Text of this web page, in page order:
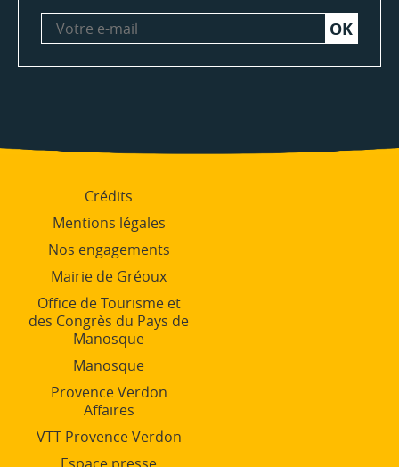
Votre
e-
Crédits
Mentions légales
Nos engagements
Mairie de Gréoux
Office de Tourisme et
des Congrès du Pays de
Manosque
Manosque
Provence Verdon
Affaires
VTT Provence Verdon